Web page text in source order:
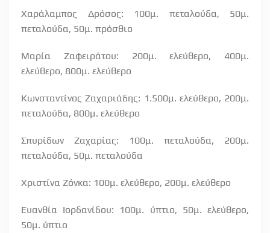
Χαράλαμπος Δρόσος: 100μ. πεταλούδα, 50μ.
πεταλούδα, 50μ. πρόσθιο
Μαρία Ζαφειράτου: 200μ. ελεύθερο, 400μ.
ελεύθερο, 800μ. ελεύθερο
Κωνσταντίνος Ζαχαριάδης: 1.500μ. ελεύθερο, 200μ.
πεταλούδα, 800μ. ελεύθερο
Σπυρίδων Ζαχαρίας: 100μ. πεταλούδα, 200μ.
πεταλούδα, 50μ. πεταλούδα
Χριστίνα Ζόνκα: 100μ. ελεύθερο, 200μ. ελεύθερο
Ευανθία Ιορδανίδου: 100μ. ύπτιο, 50μ. ελεύθερο,
50μ. ύπτιο